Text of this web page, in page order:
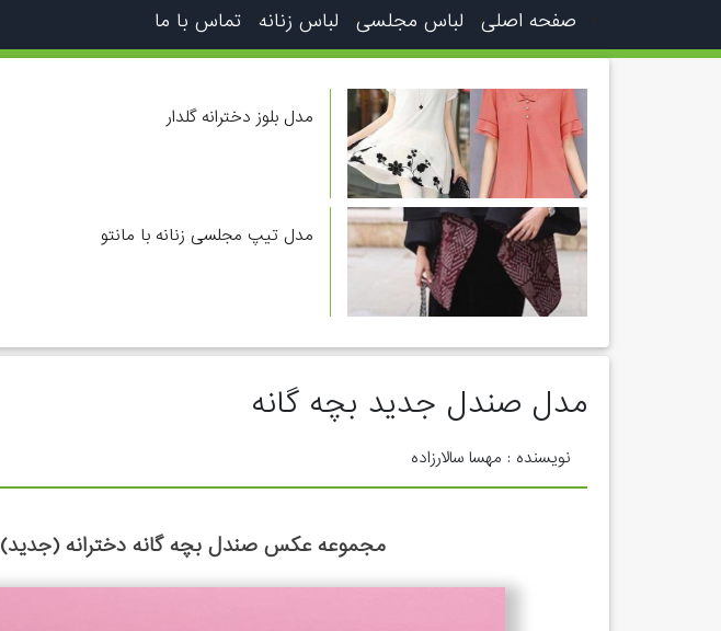
صفحه اصلی لباس مجلسی لباس زنانه تماس با ما
مدل بلوز دخترانه گلدار
مدل تیپ مجلسی زنانه با مانتو
مدل صندل جدید بچه گانه
نویسنده : مهسا سالارزاده
مجموعه عکس صندل بچه گانه دخترانه (جدید)